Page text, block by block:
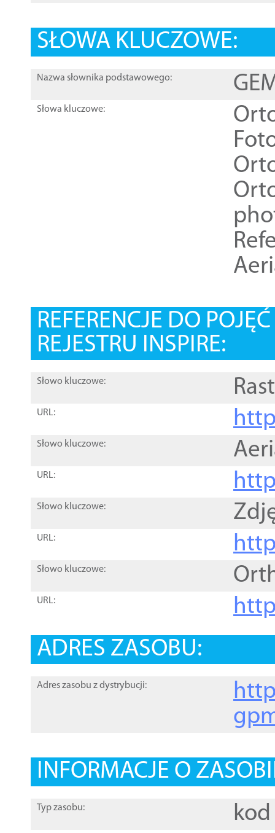
SŁOWA KLUCZOWE:
Nazwa słownika podstawowego:
Słowa kluczowe:
REFERENCJE DO
REJESTRU INSPIRE:
Słowo kluczowe:
URL:
Słowo kluczowe:
URL:
Słowo kluczowe:
URL:
Słowo kluczowe:
URL:
ADRES ZASOBU:
Adres zasobu z dystrybucji:
INFORMACJE O
Typ zasobu: kod